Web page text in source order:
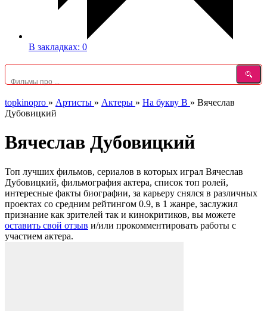
В закладках: 0
topkinopro » Артисты » Актеры » На букву В » Вячеслав
Дубовицкий
Вячеслав Дубовицкий
Топ лучших фильмов, сериалов в которых играл Вячеслав
Дубовицкий, фильмография актера, список топ ролей,
интересные факты биографии, за карьеру снялся в различных
проектах со средним рейтингом 0.9, в 1 жанре, заслужил
признание как зрителей так и кинокритиков, вы можете
оставить свой отзыв и/или прокомментировать работы с
участием актера.